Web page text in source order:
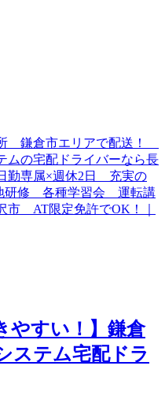
やすい！】鎌倉
ステム宅配ドラ